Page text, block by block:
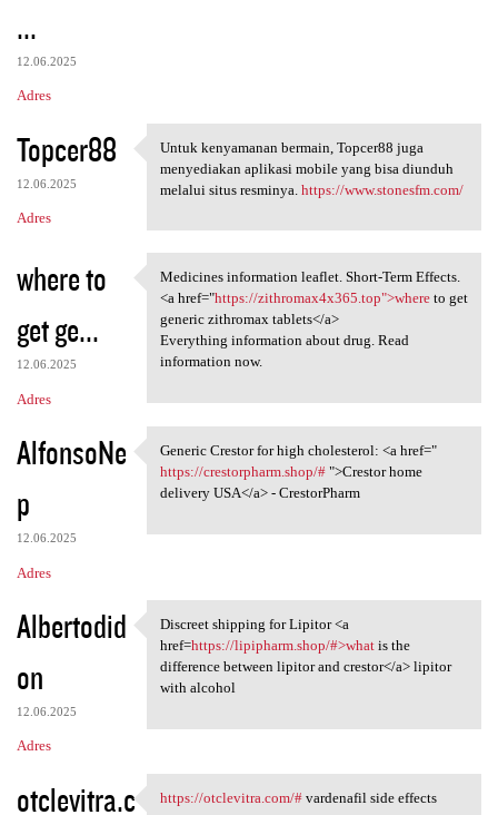
...
12.06.2025
Adres
Topcer88
12.06.2025
Adres
Untuk kenyamanan bermain,
Untuk kenyamanan bermain, Topcer88 juga
menyediakan aplikasi mobile yang bisa diunduh
melalui situs resminya. https://www.stonesfm.com/
where to
get ge...
12.06.2025
Adres
Medicines information leaflet
Medicines information leaflet. Short-Term Effects.
<a href="https://zithromax4x365.top">whereto get
generic zithromax tablets</a>
Everything information about drug. Read
information now.
AlfonsoNe
p
12.06.2025
Adres
Generic Crestor for high
Generic Crestor for high cholesterol: <a href="
https://crestorpharm.shop/#">Crestor home
delivery USA</a> - CrestorPharm
Albertodid
on
12.06.2025
Adres
Discreet shipping for Lipitor
Discreet shipping for Lipitor <a
href=https://lipipharm.shop/#>whatis the
difference between lipitor and crestor</a> lipitor
with alcohol
otclevitra.c https://otclevitra.com/#vardenafil side effects